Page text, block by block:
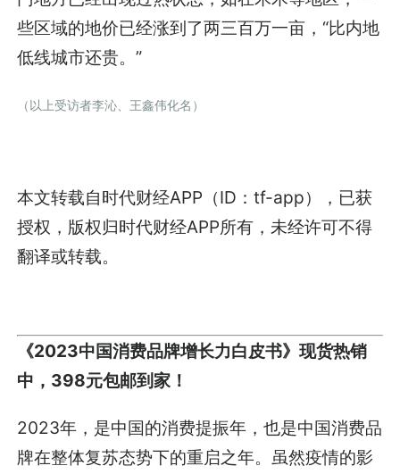
些区域的地价已经涨到了两三百万一亩，“比内地
低线城市还贵。”
（以上受访者李沁、王鑫伟化名）
本文转载自时代财经APP （ID：tf-app），已获
授权，版权归时代财经APP所有，未经许可不得
翻译或转载。
《2023中国消费品牌增长力白皮书》现货热销
中，398元包邮到家！
2023年，是中国的消费提振年，也是中国消费品
牌在整体复苏态势下的重启之年。虽然疫情的影